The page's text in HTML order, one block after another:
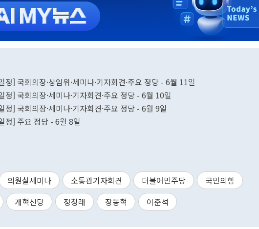
정] 국회의장·상임위·세미나·기자회견·주요 정당 - 6월 11일
정] 국회의장·세미나·기자회견·주요 정당 - 6월 10일
정] 국회의장·세미나·기자회견·주요 정당 - 6월 9일
정] 주요 정당 - 6월 8일
의원실세미나 소통관기자회견 더불어민주당
국민의힘
개혁신당 정청래 장동혁 이준석